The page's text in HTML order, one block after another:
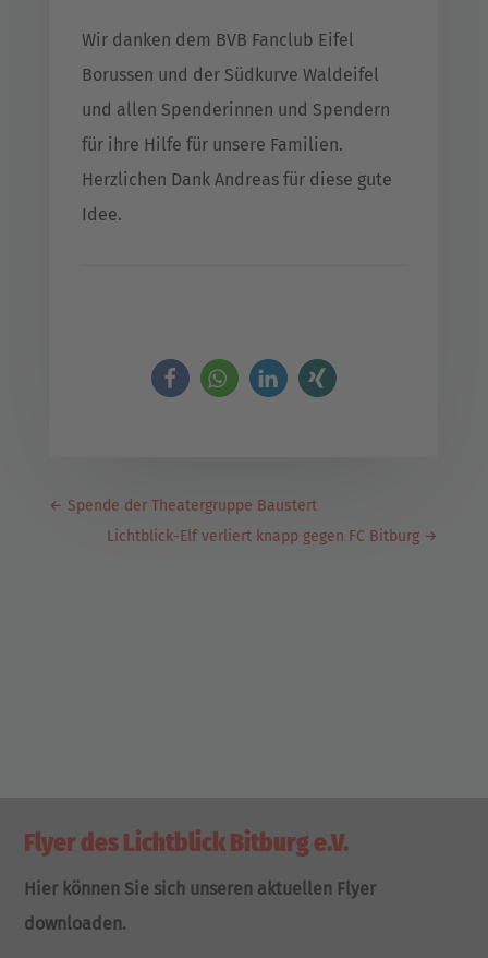
Wir danken dem BVB Fanclub Eifel
Borussen und der Südkurve Waldeifel
und allen Spenderinnen und Spendern
für ihre Hilfe für unsere Familien.
Herzlichen Dank Andreas für diese gute
Idee.
← Spende der Theatergruppe Baustert
Lichtblick-Elf verliert knapp gegen FC Bitburg →
Flyer des Lichtblick Bitburg e.V.
Hier können Sie sich unseren aktuellen Flyer
downloaden.